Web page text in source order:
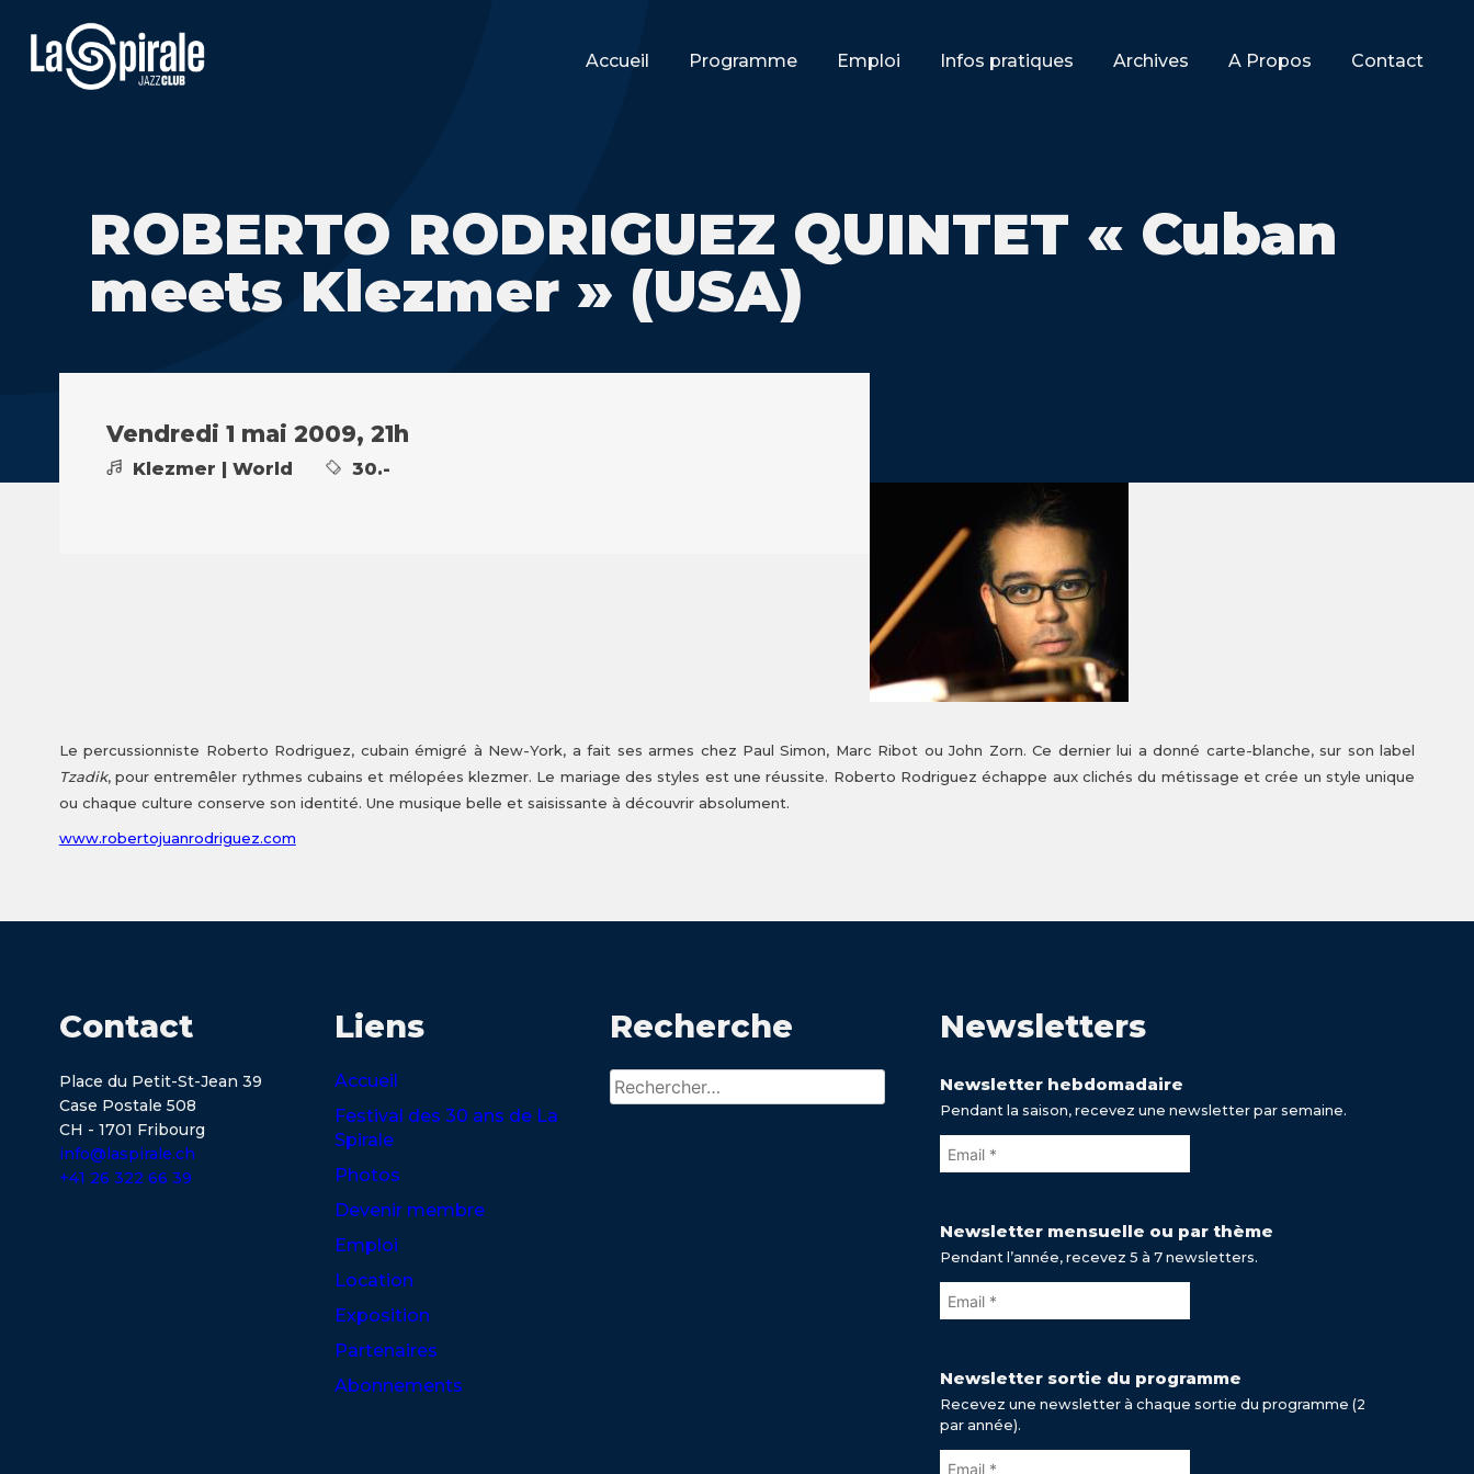
Accueil Programme Emploi Infos pratiques Archives A Propos Contact
ROBERTO RODRIGUEZ QUINTET « Cuban
meets Klezmer » (USA)
Vendredi 1 mai 2009, 21h
Klezmer | World 30.-
Le percussionniste Roberto Rodriguez, cubain émigré à New-York, a fait ses armes chez Paul Simon, Marc Ribot ou John Zorn. Ce dernier lui a donné carte-blanche, sur son label
Tzadik, pour entremêler rythmes cubains et mélopées klezmer. Le mariage des styles est une réussite. Roberto Rodriguez échappe aux clichés du métissage et crée un style unique
ou chaque culture conserve son identité. Une musique belle et saisissante à découvrir absolument.
www.robertojuanrodriguez.com
Contact
Place du Petit-St-Jean 39
Case Postale 508
CH - 1701 Fribourg
info@laspirale.ch
+41 26 322 66 39
Liens
Accueil
Festival des 30 ans de La
Spirale
Photos
Devenir membre
Emploi
Location
Exposition
Partenaires
Abonnements
Recherche
Rechercher :
Newsletters
Newsletter hebdomadaire
Pendant la saison, recevez une newsletter par semaine.
Newsletter mensuelle ou par thème
Pendant l’année, recevez 5 à 7 newsletters.
Newsletter sortie du programme
Recevez une newsletter à chaque sortie du programme (2
par année).